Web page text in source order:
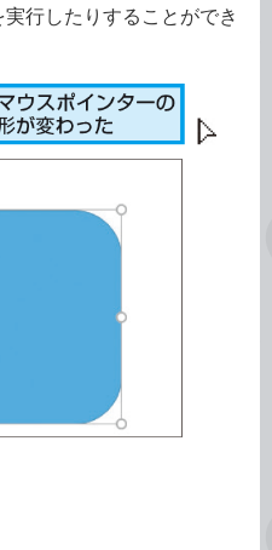
行したりすることができ